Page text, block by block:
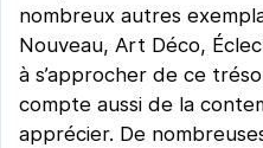
nombreux autres
Nouveau, Art Déco,
à s’approcher de ce
compte aussi de la
apprécier. De